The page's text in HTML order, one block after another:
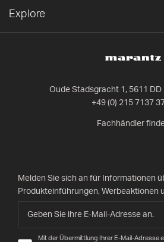
Oude Stadsgracht 1, 5611 DD
+49 (0) 215 7137
Fachhändler
Explore
Melden Sie sich an für Informationen
Produkteinführungen, Werbeaktionen
Mit der Übermittlung Ihrer E-Mail-Adresse